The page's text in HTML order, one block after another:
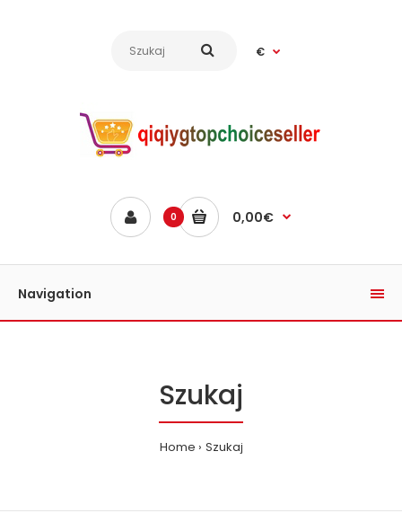
€
0 0,00€
Navigation
Szukaj
Home Szukaj